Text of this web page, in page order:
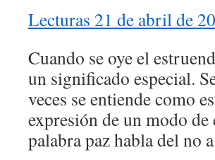
Lecturas 21 de abril de
Cuando se oye el
un significado especial.
veces se entiende como
expresión de un modo de
palabra paz habla del no